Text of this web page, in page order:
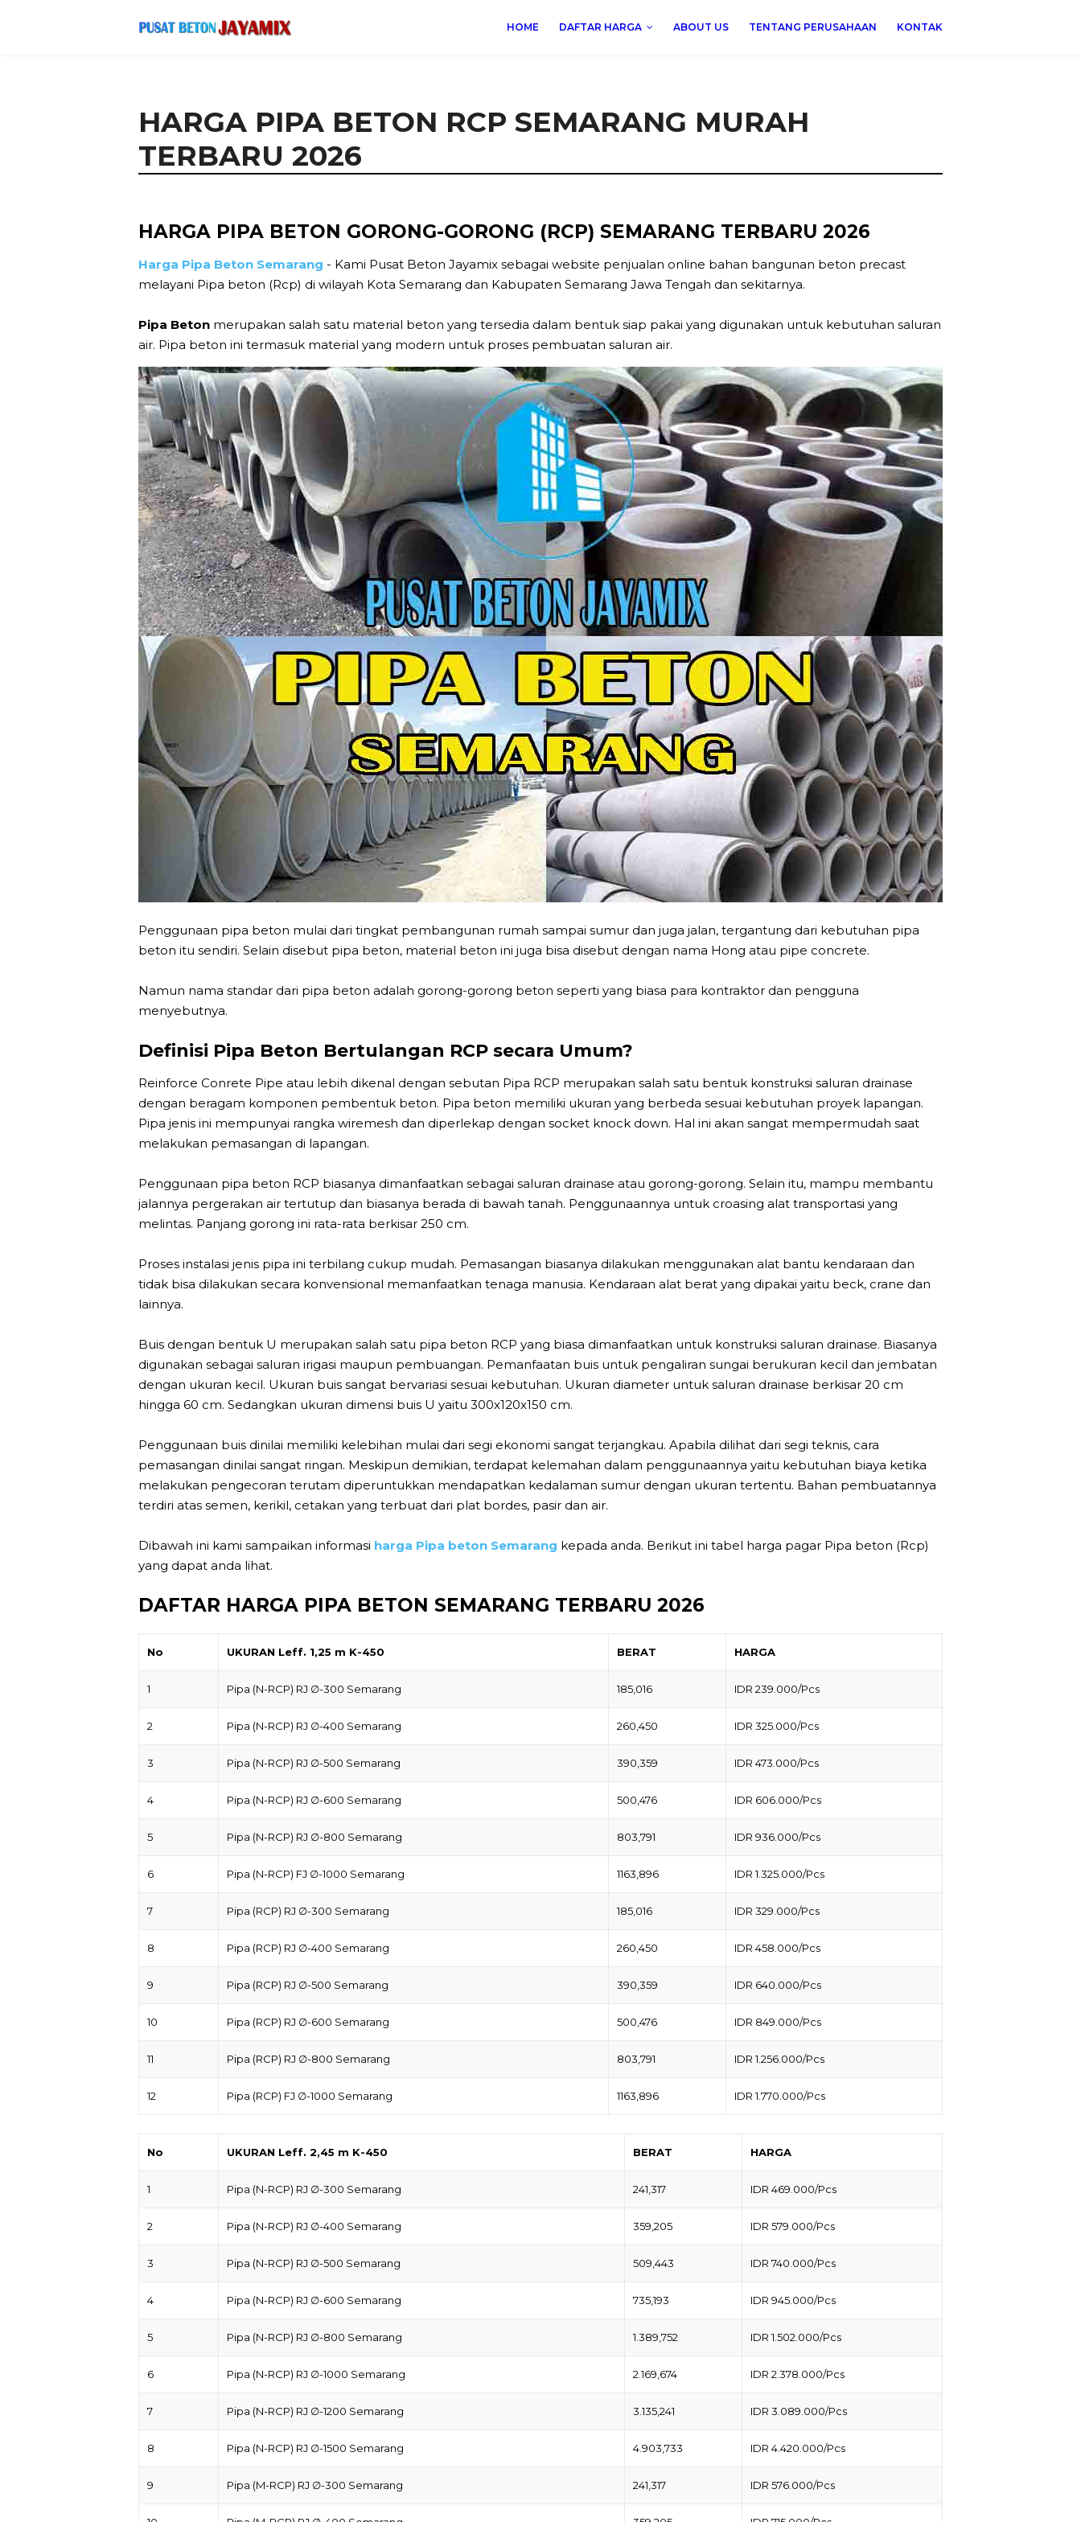
HOME DAFTAR HARGA ABOUT US TENTANG PERUSAHAAN KONTAK
HARGA PIPA BETON RCP SEMARANG MURAH
TERBARU 2026
HARGA PIPA BETON GORONG-GORONG (RCP) SEMARANG TERBARU 2026
Harga Pipa Beton Semarang - Kami Pusat Beton Jayamix sebagai website penjualan online bahan bangunan beton precast
melayani Pipa beton (Rcp) di wilayah Kota Semarang dan Kabupaten Semarang Jawa Tengah dan sekitarnya.
Pipa Beton merupakan salah satu material beton yang tersedia dalam bentuk siap pakai yang digunakan untuk kebutuhan saluran
air. Pipa beton ini termasuk material yang modern untuk proses pembuatan saluran air.
Penggunaan pipa beton mulai dari tingkat pembangunan rumah sampai sumur dan juga jalan, tergantung dari kebutuhan pipa
beton itu sendiri. Selain disebut pipa beton, material beton ini juga bisa disebut dengan nama Hong atau pipe concrete.
Namun nama standar dari pipa beton adalah gorong-gorong beton seperti yang biasa para kontraktor dan pengguna
menyebutnya.
Definisi Pipa Beton Bertulangan RCP secara Umum?
Reinforce Conrete Pipe atau lebih dikenal dengan sebutan Pipa RCP merupakan salah satu bentuk konstruksi saluran drainase
dengan beragam komponen pembentuk beton. Pipa beton memiliki ukuran yang berbeda sesuai kebutuhan proyek lapangan.
Pipa jenis ini mempunyai rangka wiremesh dan diperlekap dengan socket knock down. Hal ini akan sangat mempermudah saat
melakukan pemasangan di lapangan.
Penggunaan pipa beton RCP biasanya dimanfaatkan sebagai saluran drainase atau gorong-gorong. Selain itu, mampu membantu
jalannya pergerakan air tertutup dan biasanya berada di bawah tanah. Penggunaannya untuk croasing alat transportasi yang
melintas. Panjang gorong ini rata-rata berkisar 250 cm.
Proses instalasi jenis pipa ini terbilang cukup mudah. Pemasangan biasanya dilakukan menggunakan alat bantu kendaraan dan
tidak bisa dilakukan secara konvensional memanfaatkan tenaga manusia. Kendaraan alat berat yang dipakai yaitu beck, crane dan
lainnya.
Buis dengan bentuk U merupakan salah satu pipa beton RCP yang biasa dimanfaatkan untuk konstruksi saluran drainase. Biasanya
digunakan sebagai saluran irigasi maupun pembuangan. Pemanfaatan buis untuk pengaliran sungai berukuran kecil dan jembatan
dengan ukuran kecil. Ukuran buis sangat bervariasi sesuai kebutuhan. Ukuran diameter untuk saluran drainase berkisar 20 cm
hingga 60 cm. Sedangkan ukuran dimensi buis U yaitu 300x120x150 cm.
Penggunaan buis dinilai memiliki kelebihan mulai dari segi ekonomi sangat terjangkau. Apabila dilihat dari segi teknis, cara
pemasangan dinilai sangat ringan. Meskipun demikian, terdapat kelemahan dalam penggunaannya yaitu kebutuhan biaya ketika
melakukan pengecoran terutam diperuntukkan mendapatkan kedalaman sumur dengan ukuran tertentu. Bahan pembuatannya
terdiri atas semen, kerikil, cetakan yang terbuat dari plat bordes, pasir dan air.
Dibawah ini kami sampaikan informasi harga Pipa beton Semarang kepada anda. Berikut ini tabel harga pagar Pipa beton (Rcp)
yang dapat anda lihat.
DAFTAR HARGA PIPA BETON SEMARANG TERBARU 2026
No UKURAN Leff. 1,25 m K-450 BERAT HARGA
1 Pipa (N-RCP) RJ ∅-300 Semarang 185,016 IDR 239.000/Pcs
2 Pipa (N-RCP) RJ ∅-400 Semarang 260,450 IDR 325.000/Pcs
3 Pipa (N-RCP) RJ ∅-500 Semarang 390,359 IDR 473.000/Pcs
4 Pipa (N-RCP) RJ ∅-600 Semarang 500,476 IDR 606.000/Pcs
5 Pipa (N-RCP) RJ ∅-800 Semarang 803,791 IDR 936.000/Pcs
6 Pipa (N-RCP) FJ ∅-1000 Semarang 1163,896 IDR 1.325.000/Pcs
7 Pipa (RCP) RJ ∅-300 Semarang 185,016 IDR 329.000/Pcs
8 Pipa (RCP) RJ ∅-400 Semarang 260,450 IDR 458.000/Pcs
9 Pipa (RCP) RJ ∅-500 Semarang 390,359 IDR 640.000/Pcs
10 Pipa (RCP) RJ ∅-600 Semarang 500,476 IDR 849.000/Pcs
11 Pipa (RCP) RJ ∅-800 Semarang 803,791 IDR 1.256.000/Pcs
12 Pipa (RCP) FJ ∅-1000 Semarang 1163,896 IDR 1.770.000/Pcs
No UKURAN Leff. 2,45 m K-450 BERAT HARGA
1 Pipa (N-RCP) RJ ∅-300 Semarang 241,317 IDR 469.000/Pcs
2 Pipa (N-RCP) RJ ∅-400 Semarang 359,205 IDR 579.000/Pcs
3 Pipa (N-RCP) RJ ∅-500 Semarang 509,443 IDR 740.000/Pcs
4 Pipa (N-RCP) RJ ∅-600 Semarang 735,193 IDR 945.000/Pcs
5 Pipa (N-RCP) RJ ∅-800 Semarang 1.389,752 IDR 1.502.000/Pcs
6 Pipa (N-RCP) RJ ∅-1000 Semarang 2.169,674 IDR 2.378.000/Pcs
7 Pipa (N-RCP) RJ ∅-1200 Semarang 3.135,241 IDR 3.089.000/Pcs
8 Pipa (N-RCP) RJ ∅-1500 Semarang 4.903,733 IDR 4.420.000/Pcs
9 Pipa (M-RCP) RJ ∅-300 Semarang 241,317 IDR 576.000/Pcs